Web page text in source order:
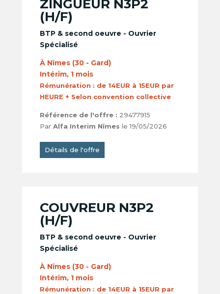
ZINGUEUR N3P2
(H/F)
BTP & second oeuvre - Ouvrier
Spécialisé
À Nîmes (30 - Gard)
Intérim, 1 mois
Rémunération : de 14EUR à 15EUR par
HEURE + Selon convention collective
Référence de l'offre : 29477915
Par Alfa Interim Nîmes le 19/05/2026
Détails de l'offre
COUVREUR N3P2
(H/F)
BTP & second oeuvre - Ouvrier
Spécialisé
À Nîmes (30 - Gard)
Intérim, 1 mois
Rémunération : de 14EUR à 15EUR par